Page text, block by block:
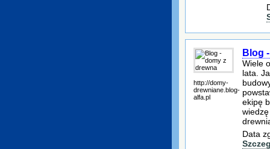
http://domy-
drewniane.blog-
alfa.pl
Blog
Wiele
lata.
ekipę
Data